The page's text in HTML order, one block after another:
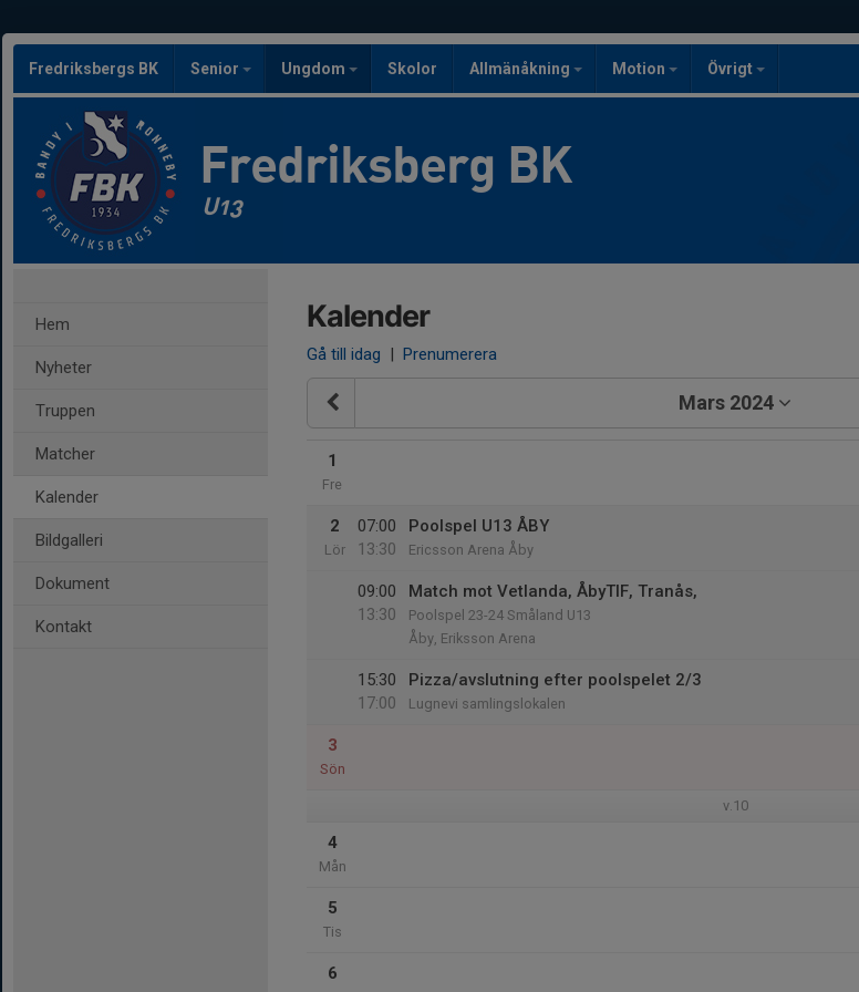
Fredriksbergs BK Senior Ungdom Skolor Allmänåkning Motion Övrigt
Fredriksberg BK
U13
Hem
Nyheter
Truppen
Matcher
Kalender
Bildgalleri
Dokument
Kontakt
Kalender
Gå till idag | Prenumerera
Mars 2024
1
Fre
2
Lör
07:00
13:30
Poolspel U13 ÅBY
Ericsson Arena Åby
09:00
13:30
Match mot Vetlanda, ÅbyTIF, Tranås,
Poolspel 23-24 Småland U13
Åby, Eriksson Arena
15:30
17:00
Pizza/avslutning efter poolspelet 2/3
Lugnevi samlingslokalen
3
Sön
v.10
4
Mån
5
Tis
6